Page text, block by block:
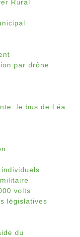
Rural
par drône
le bus de Léa
volts
législatives
du